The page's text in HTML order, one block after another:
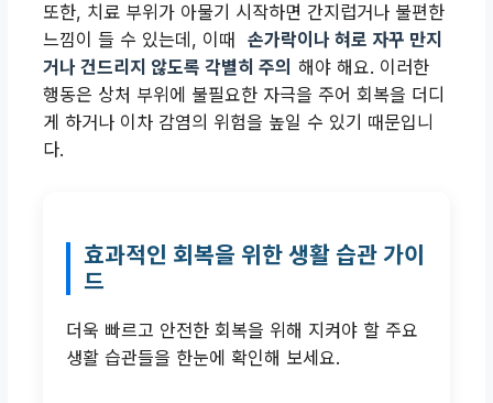
또한, 치료 부위가 아물기 시작하면 간지럽거나 불편한
느낌이 들 수 있는데, 이때
손가락이나 혀로 자꾸 만지
거나 건드리지 않도록 각별히 주의 해야 해요. 이러한
행동은 상처 부위에 불필요한 자극을 주어 회복을 더디
게 하거나 이차 감염의 위험을 높일 수 있기 때문입니
다.
효과적인 회복을 위한 생활 습관 가이
드
더욱 빠르고 안전한 회복을 위해 지켜야 할 주요
생활 습관들을 한눈에 확인해 보세요.